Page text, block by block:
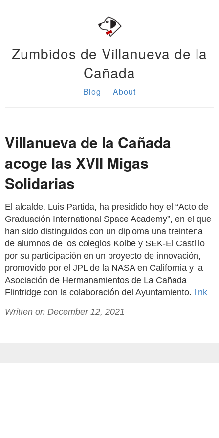
Zumbidos de Villanueva de la
Cañada
Blog About
Villanueva de la Cañada
acoge las XVII Migas
Solidarias
El alcalde, Luis Partida, ha presidido hoy el “Acto de
Graduación International Space Academy”, en el que
han sido distinguidos con un diploma una treintena
de alumnos de los colegios Kolbe y SEK-El Castillo
por su participación en un proyecto de innovación,
promovido por el JPL de la NASA en California y la
Asociación de Hermanamientos de La Cañada
Flintridge con la colaboración del Ayuntamiento. link
Written on December 12, 2021